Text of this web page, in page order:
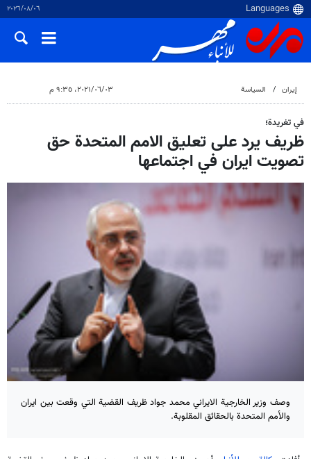
٠٦‏/٠٨‏/٢٠٢٦
إيران السياسة ٠٣‏/٠٦‏/٢٠٢١، ٩:٣٥ م
في تغريدة؛
ظريف يرد على تعليق الامم المتحدة حق
تصويت ايران في اجتماعها
وصف وزير الخارجية الايراني محمد جواد ظريف القضية التي وقعت بين ايران
والأمم المتحدة بالحقائق المقلوبة.